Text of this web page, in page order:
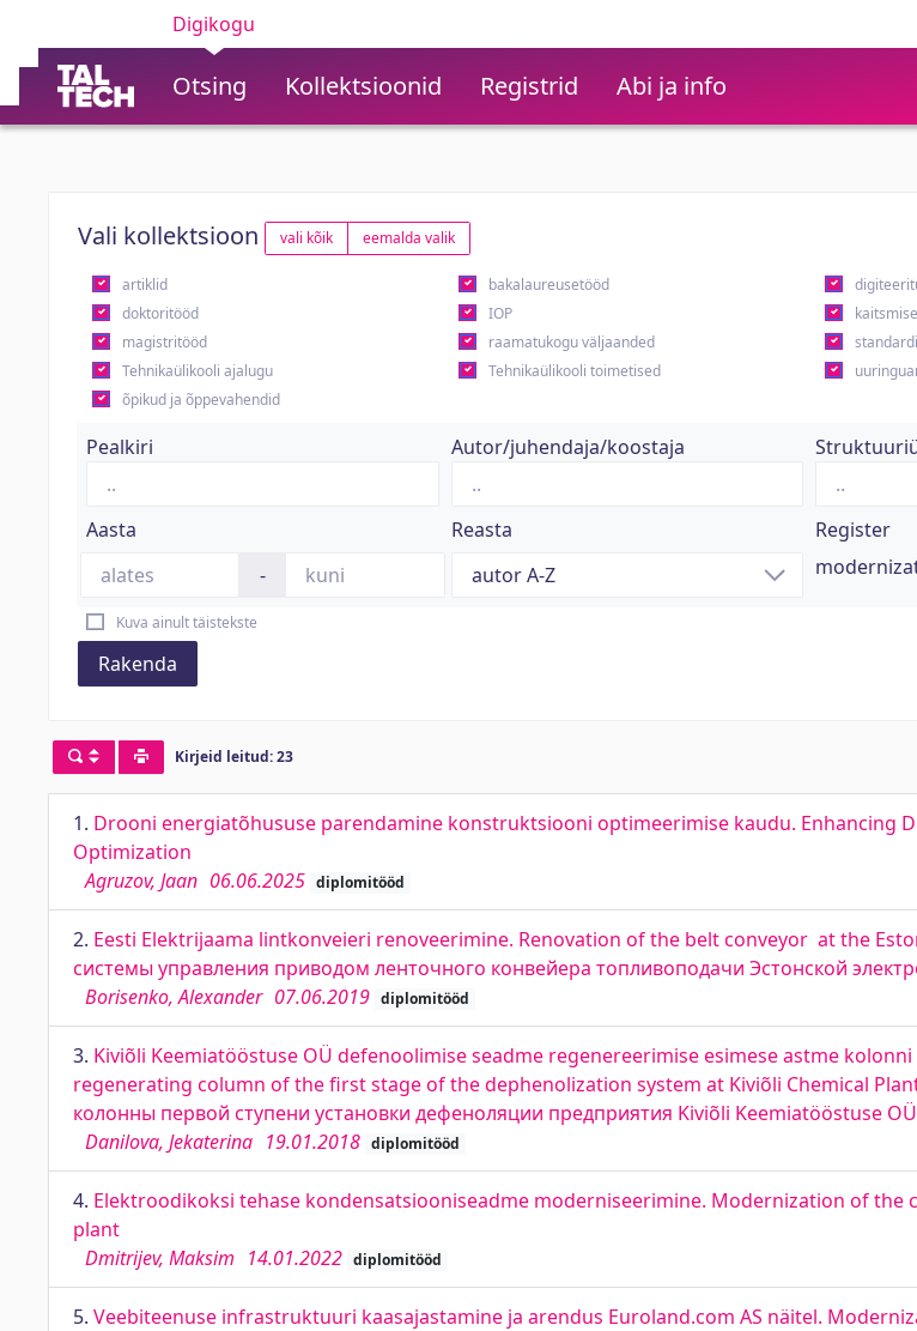
Digikogu
Otsing Kollektsioonid Registrid Abi ja info
Vali kollektsioon vali kõik eemalda valik
artiklid bakalaureusetööd
doktoritööd
IOP
magistritööd
raamatukogu väljaanded
Tehnikaülikooli ajalugu
Tehnikaülikooli toimetised
õpikud ja õppevahendid
Pealkiri Autor/juhendaja/koostaja
Aasta
-
Reasta
Register
Kuva ainult täistekste
Rakenda
Kirjeid leitud: 23
1. Drooni energiatõhususe parendamine konstruktsiooni optimeerimise kaudu. Enhancing
Optimization
Agruzov, Jaan 06.06.2025 diplomitööd
2. Eesti Elektrijaama lintkonveieri renoveerimine. Renovation of the belt conveyor at the
системы управления приводом ленточного конвейера топливоподачи Эстонской
Borisenko, Alexander 07.06.2019 diplomitööd
3. Kiviõli Keemiatööstuse OÜ defenoolimise seadme regenereerimise esimese astme
regenerating column of the first stage of the dephenolization system at Kiviõli Chemical
колонны первой ступени установки дефеноляции предприятия Kiviõli Keemiatööstuse OÜ
Danilova, Jekaterina 19.01.2018 diplomitööd
4. Elektroodikoksi tehase kondensatsiooniseadme moderniseerimine. Modernization of the
plant
Dmitrijev, Maksim 14.01.2022 diplomitööd
5. Veebiteenuse infrastruktuuri kaasajastamine ja arendus Euroland.com AS näitel.